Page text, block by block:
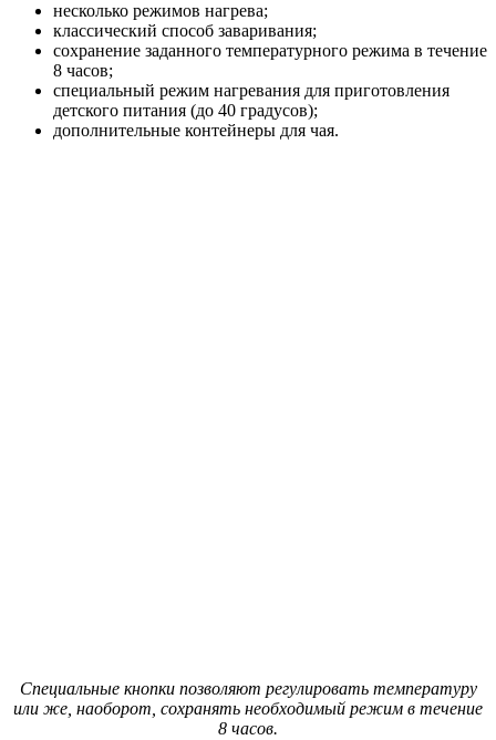
несколько режимов нагрева;
классический способ заваривания;
сохранение заданного температурного режима в течение
8 часов;
специальный режим нагревания для приготовления
детского питания (до 40 градусов);
дополнительные контейнеры для чая.
Специальные кнопки позволяют регулировать температуру
или же, наоборот, сохранять необходимый режим в течение
8 часов.